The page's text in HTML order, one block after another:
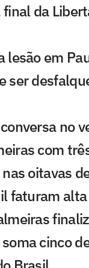
da
lesão em
ser
no
com
oitavas
faturam
cinco